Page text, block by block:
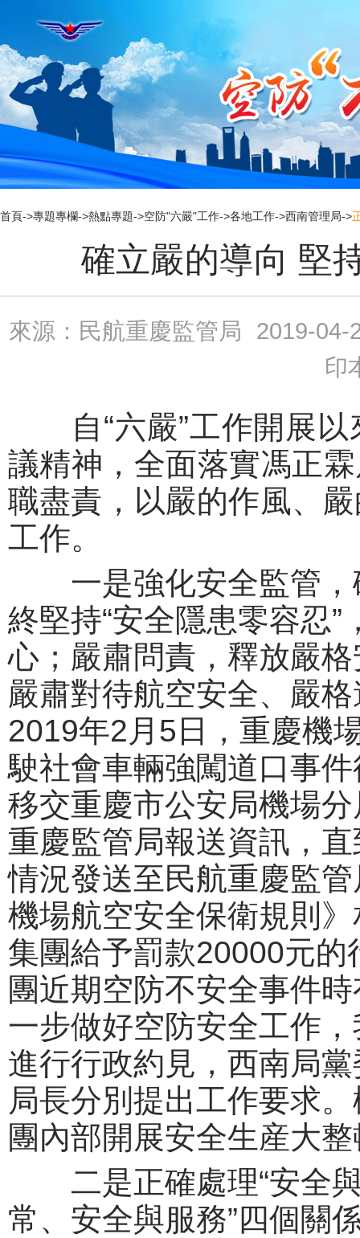
首頁->專題專欄->熱點專題->空防"六嚴"工作->各地工作->西南管理局->
確立嚴的導向 堅
來源：民航重慶監管局
2019-04-
印
自“六嚴”工作開展以
議精神，全面落實馮正
職盡責，以嚴的作風、
工作。
一是強化安全監管，
終堅持“安全隱患零容忍
心；嚴肅問責，釋放嚴
嚴肅對待航空安全、嚴
2019年2月5日，重慶機
駛社會車輛強闖道口事
移交重慶市公安局機場
重慶監管局報送資訊，
情況發送至民航重慶監
機場航空安全保衛規則
集團給予罰款20000元
團近期空防不安全事件
一步做好空防安全工作
進行行政約見，西南局
局長分別提出工作要求
團內部開展安全生産大
二是正確處理“安全與
常、安全與服務”四個關
打
开
无
障
碍
说
页
面,
按
波
导
模
式